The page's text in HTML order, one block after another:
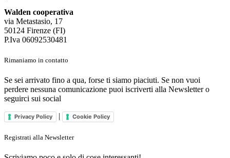
Walden cooperativa
via Metastasio, 17
50124 Firenze (FI)
P.Iva 06092530481
Rimaniamo in contatto
Se sei arrivato fino a qua, forse ti siamo piaciuti. Se non vuoi
perdere nessuna comunicazione puoi iscriverti alla Newsletter o
seguirci sui social
Privacy Policy | Cookie Policy
Registrati alla Newsletter